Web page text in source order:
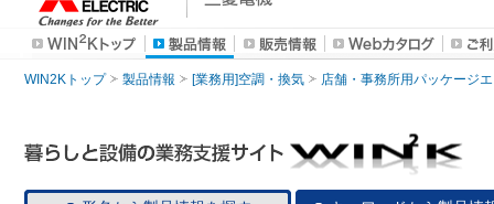
WIN2Kトップ 製品情報 [業務用]空調・換気 店舗・事務所用パッケージ